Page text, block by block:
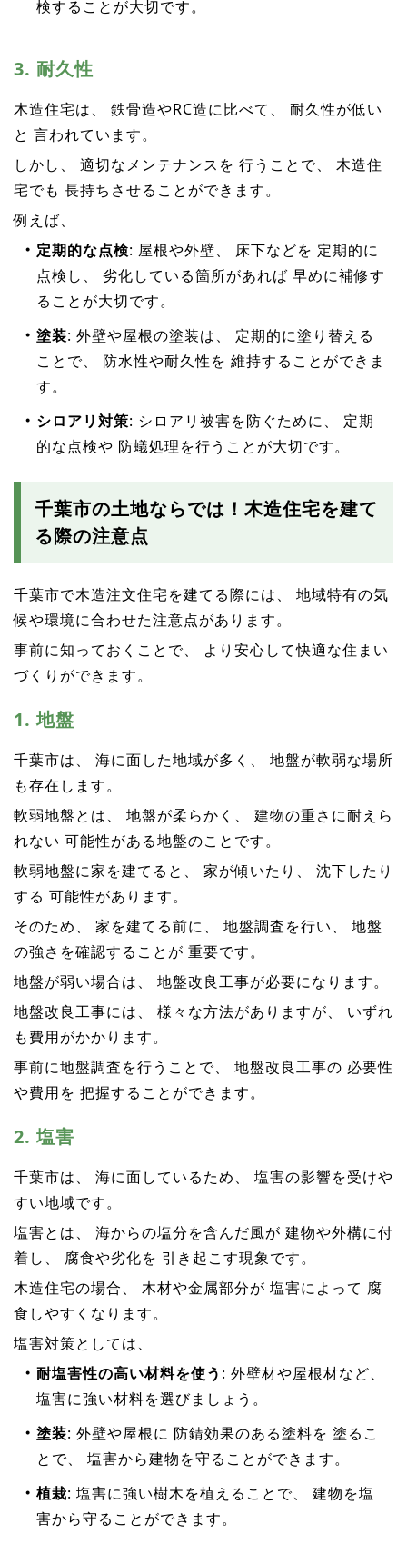
検することが大切です。
3. 耐久性
木造住宅は、 鉄骨造やRC造に比べて、 耐久性が低い
と 言われています。
しかし、 適切なメンテナンスを 行うことで、 木造住
宅でも 長持ちさせることができます。
例えば、
定期的な点検: 屋根や外壁、 床下などを 定期的に
点検し、 劣化している箇所があれば 早めに補修す
ることが大切です。
塗装: 外壁や屋根の塗装は、 定期的に塗り替える
ことで、 防水性や耐久性を 維持することができま
す。
シロアリ対策: シロアリ被害を防ぐために、 定期
的な点検や 防蟻処理を行うことが大切です。
千葉市の土地ならでは！木造住宅を建て
る際の注意点
千葉市で木造注文住宅を建てる際には、 地域特有の気
候や環境に合わせた注意点があります。
事前に知っておくことで、 より安心して快適な住まい
づくりができます。
1. 地盤
千葉市は、 海に面した地域が多く、 地盤が軟弱な場所
も存在します。
軟弱地盤とは、 地盤が柔らかく、 建物の重さに耐えら
れない 可能性がある地盤のことです。
軟弱地盤に家を建てると、 家が傾いたり、 沈下したり
する 可能性があります。
そのため、 家を建てる前に、 地盤調査を行い、 地盤
の強さを確認することが 重要です。
地盤が弱い場合は、 地盤改良工事が必要になります。
地盤改良工事には、 様々な方法がありますが、 いずれ
も費用がかかります。
事前に地盤調査を行うことで、 地盤改良工事の 必要性
や費用を 把握することができます。
2. 塩害
千葉市は、 海に面しているため、 塩害の影響を受けや
すい地域です。
塩害とは、 海からの塩分を含んだ風が 建物や外構に付
着し、 腐食や劣化を 引き起こす現象です。
木造住宅の場合、 木材や金属部分が 塩害によって 腐
食しやすくなります。
塩害対策としては、
耐塩害性の高い材料を使う : 外壁材や屋根材など、
塩害に強い材料を選びましょう。
塗装: 外壁や屋根に 防錆効果のある塗料を 塗るこ
とで、 塩害から建物を守ることができます。
植栽: 塩害に強い樹木を植えることで、 建物を塩
害から守ることができます。